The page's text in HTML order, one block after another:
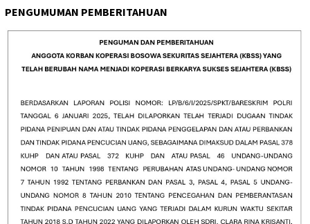
PENGUMUMAN PEMBERITAHUAN